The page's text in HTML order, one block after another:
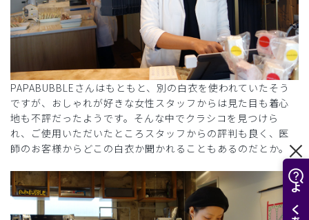
PAPABUBBLEさんはもともと、別の白衣を使われていたそう
ですが、おしゃれが好きな女性スタッフからは見た目も着心
地も不評だったようです。そんな中でクラシコを見つけら
れ、ご使用いただいたところスタッフからの評判も良く、医
師のお客様からどこの白衣か聞かれることもあるのだとか。